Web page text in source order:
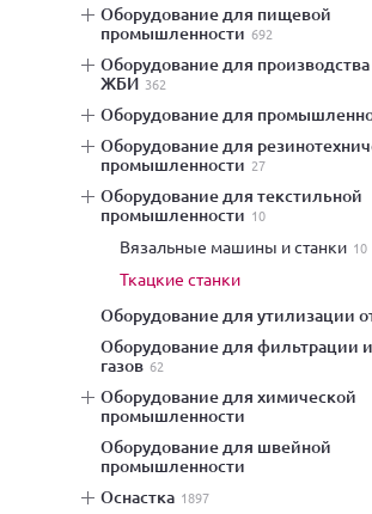
оборудование для пищевой
промышленности 692
оборудование для производства бетона и
ЖБИ 362
оборудование для
оборудование для резинотехнической
промышленности 27
оборудование для текстильной
промышленности 10
вязальные машины и станки 10
ткацкие станки
оборудование для утилизации
оборудование для фильтрации и очистки
газов 62
оборудование для химической
промышленности
оборудование для швейной
промышленности
оснастка 1897